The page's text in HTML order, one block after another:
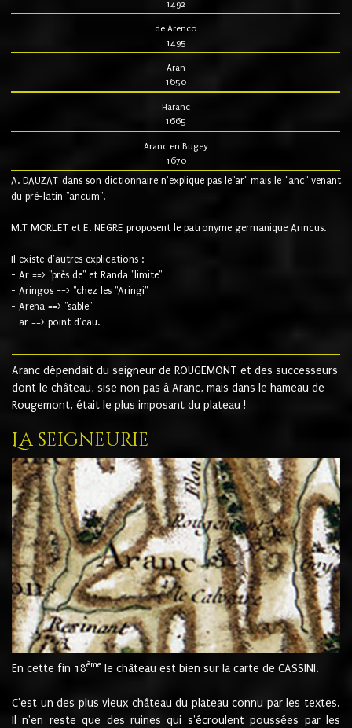
1492
de Arenco
1495
Aran
1650
Haranc
1665
Aranc en Bugey
1670
A. DAUZAT dans son dictionnaire n'explique pas le"ar" mais le "anc" venant
du pré-latin "ancum".
M.T MORLET et E. NEGRE proposent le patronyme germanique Arincus.
Il existe d'autres explications :
- Ar ==> "près de" et Randa "limite"
- Aringos ==> "chez les "Aringi"
- Arena ==> "sable"
- ar ==> point d'eau.
Aranc dépendait du seigneur de ROUGEMONT et des successeurs
dont le château, sise non pas à Aranc, mais dans le hameau de
Rougemont, était le plus imposant du plateau !
La seigneurie
En cette fin 18ème le château est bien sur la carte de CASSINI.
C'est un des plus vieux château du plateau connu par les textes.
Il n'en reste que des ruines qui s'écroulent poussées par les